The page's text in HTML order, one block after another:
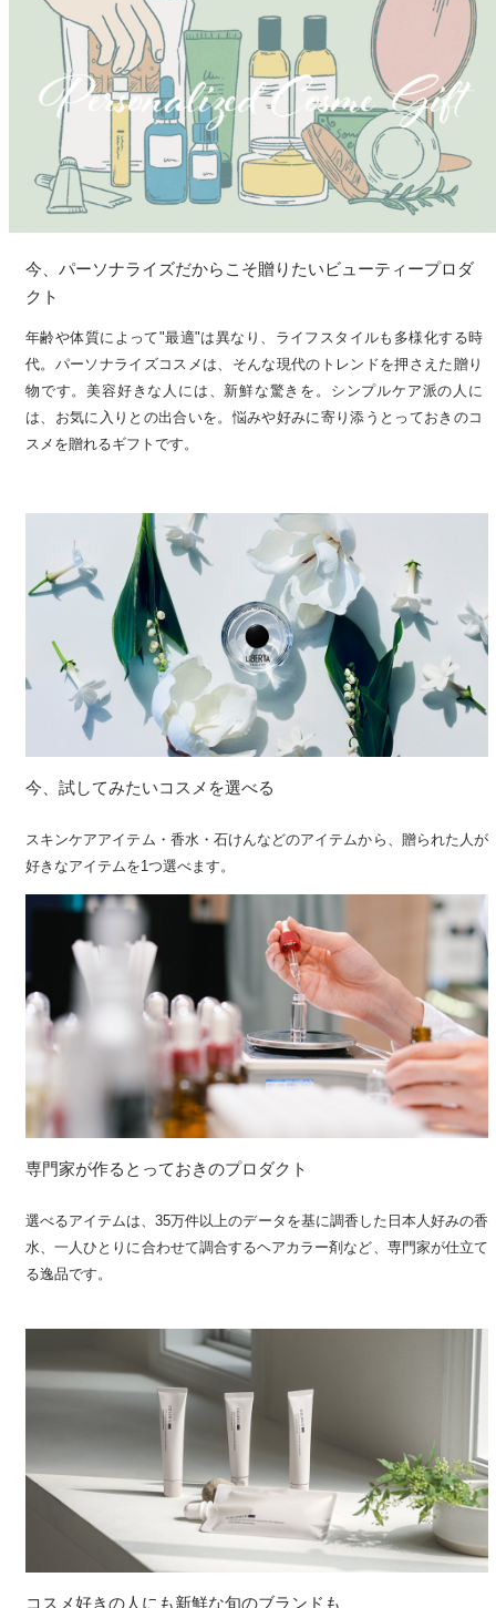
今、パーソナライズだからこそ贈りたいビューティープロダ
クト
年齢や体質によって"最適"は異なり、ライフスタイルも多様化する時
代。パーソナライズコスメは、そんな現代のトレンドを押さえた贈り
物です。美容好きな人には、新鮮な驚きを。シンプルケア派の人に
は、お気に入りとの出合いを。悩みや好みに寄り添うとっておきのコ
スメを贈れるギフトです。
今、試してみたいコスメを選べる
スキンケアアイテム・香水・石けんなどのアイテムから、贈られた人が
好きなアイテムを1つ選べます。
専門家が作るとっておきのプロダクト
選べるアイテムは、35万件以上のデータを基に調香した日本人好みの香
水、一人ひとりに合わせて調合するヘアカラー剤など、専門家が仕立て
る逸品です。
コスメ好きの人にも新鮮な旬のブランドも